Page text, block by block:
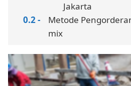
Jakarta
Metode
mix